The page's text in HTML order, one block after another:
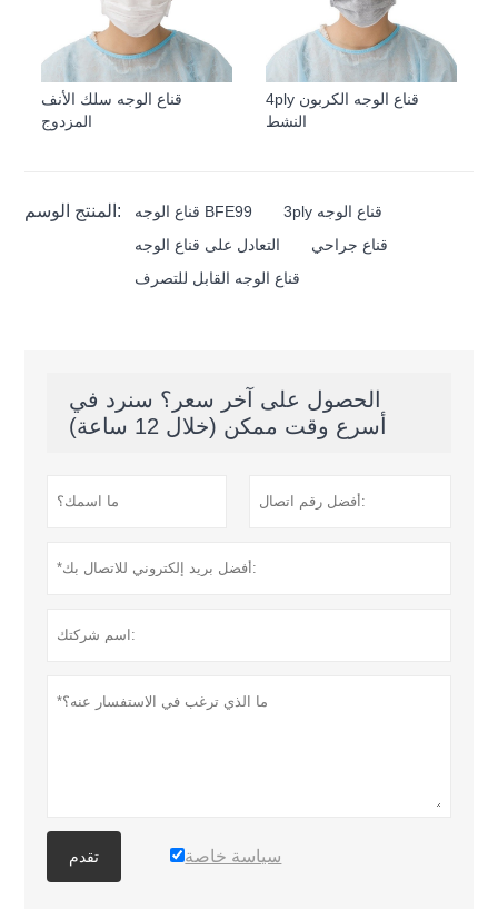
قناع الوجه سلك الأنف
المزدوج
4ply قناع الوجه الكربون
النشط
المنتج الوسم: قناع الوجه BFE99
3ply قناع الوجه
التعادل على قناع الوجه
قناع جراحي
قناع الوجه القابل للتصرف
الحصول على آخر سعر؟ سنرد في
أسرع وقت ممكن (خلال 12 ساعة)
تقدم سياسة خاصة